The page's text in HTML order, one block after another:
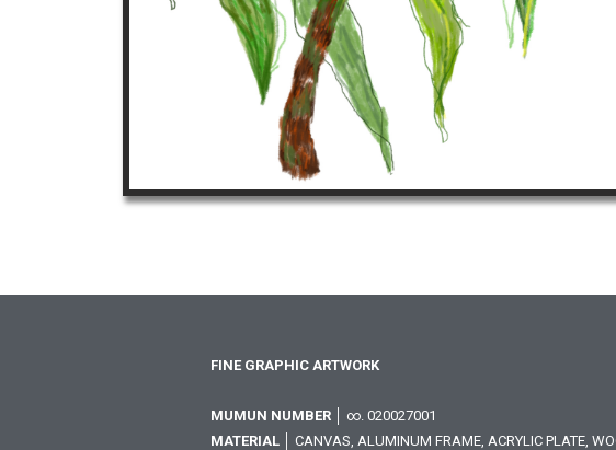
FINE GRAPHIC ARTWORK
MUMUN NUMBER │ ∞. 020027001
MATERIAL │ CANVAS, ALUMINUM FRAME, ACRYLIC PLATE,